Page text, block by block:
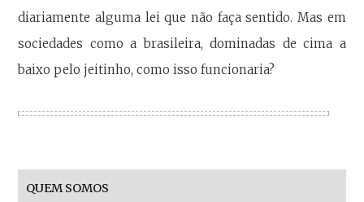
diariamente alguma lei que não faça sentido. Mas em
sociedades como a brasileira, dominadas de cima a
baixo pelo jeitinho, como isso funcionaria?
QUEM SOMOS